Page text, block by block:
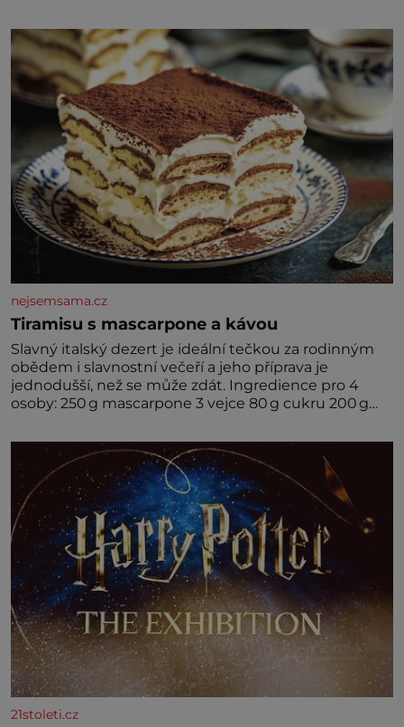
nejsemsama.cz
Tiramisu s mascarpone a kávou
Slavný italský dezert je ideální tečkou za rodinným
obědem i slavnostní večeří a jeho příprava je
jednodušší, než se může zdát. Ingredience pro 4
osoby: 250 g mascarpone 3 vejce 80 g cukru 200 g
amaretta kakao na posypání Postup: Oddělte
žloutky od bílků. Žloutky vyšlehejte s cukrem do
světlé pěny a postupně do nich vmíchejte
mascarpone, aby vznikl hladký
21stoleti.cz